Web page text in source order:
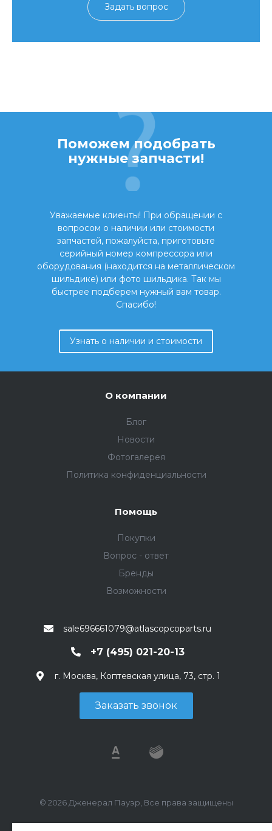
Задать вопрос
Поможем подобрать
нужные запчасти!
Уважаемые клиенты! При обращении с
вопросом о наличии или стоимости
запчастей, пожалуйста, приготовьте
серийный номер компрессора или
оборудования (находится на металлическом
шильдике) или фото шильдика. Так мы
быстрее подберем нужный вам товар.
Спасибо!
Узнать о наличии и стоимости
О компании
Блог
Новости
Фотогалерея
Политика конфиденциальности
Помощь
Покупки
Вопрос - ответ
Бренды
Возможности
sale696661079@atlascopcoparts.ru
+7 (495) 021-20-13
г. Москва, Коптевская улица, 73, стр. 1
Заказать звонок
© 2026 Дженерал Пауэр, Все права защищены